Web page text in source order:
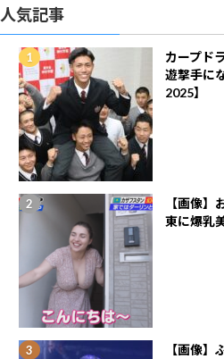
人気記事
カープド
遊撃手に
2025】
【画像
東に爆乳
【画像】